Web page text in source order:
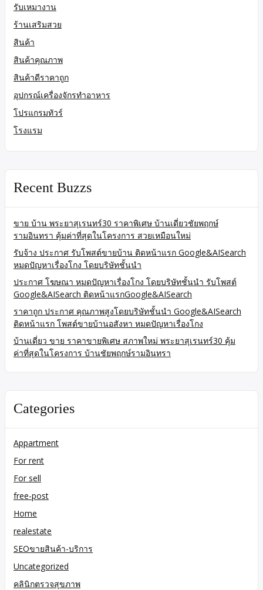
รับเหมางาน
ร้านเสริมสวย
สินค้า
สินค้าคุณภาพ
สินค้าดีราคาถูก
อุปกรณ์เครื่องจักรทำอาหาร
โปรแกรมทัวร์
โรงแรม
Recent Buzzs
ขาย บ้าน พระยาสุเรนทร์30 ราคาพิเศษ บ้านเดี่ยวชัยพฤกษ์
รามอินทรา คุ้มค่าที่สุดในโครงการ สวยเหมือนใหม่
รับจ้าง ประกาศ รับโพสต์ขายบ้าน ติดหน้าแรก Google&AISearch
หมดปัญหาเรื่องโกง โดยบริษัทชั้นนำ
ประกาศ โฆษณา หมดปัญหาเรื่องโกง โดยบริษัทชั้นนำ รับโพสต์
Google&AISearch ติดหน้าแรกGoogle&AISearch
ราคาถูก ประกาศ คุณภาพสูงโดยบริษัทชั้นนำ Google&AISearch
ติดหน้าแรก โพสต์ขายบ้านอสังหา หมดปัญหาเรื่องโกง
บ้านเดี่ยว ขาย ราคาขายพิเศษ สภาพใหม่ พระยาสุเรนทร์30 คุ้ม
ค่าที่สุดในโครงการ บ้านชัยพฤกษ์รามอินทรา
Categories
Appartment
For rent
For sell
free-post
Home
realestate
SEOขายสินค้า-บริการ
Uncategorized
คลินิกตรวจสุขภาพ